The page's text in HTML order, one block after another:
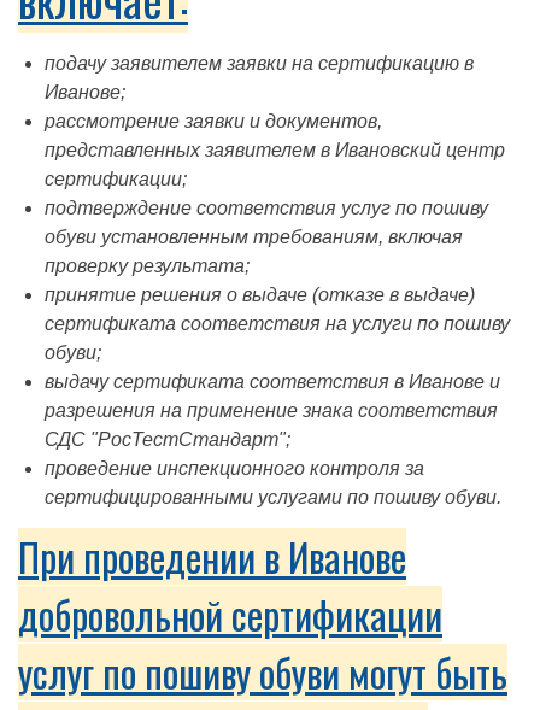
подачу заявителем заявки на сертификацию в
Иванове;
рассмотрение заявки и документов,
представленных заявителем в Ивановский центр
сертификации;
подтверждение соответствия услуг по пошиву
обуви установленным требованиям, включая
проверку результата;
принятие решения о выдаче (отказе в выдаче)
сертификата соответствия на услуги по пошиву
обуви;
выдачу сертификата соответствия в Иванове и
разрешения на применение знака соответствия
СДС "РосТестСтандарт";
проведение инспекционного контроля за
сертифицированными услугами по пошиву обуви.
При проведении в Иванове
добровольной сертификации
услуг по пошиву обуви могут быть